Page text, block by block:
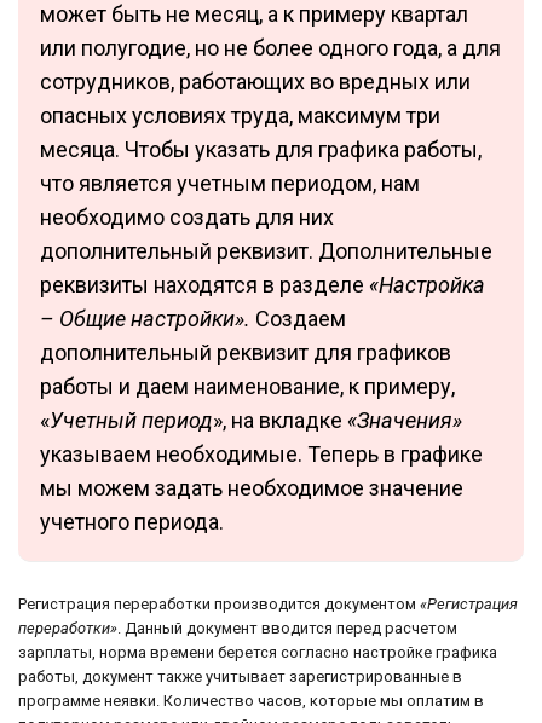
может быть не месяц, а к примеру квартал
или полугодие, но не более одного года, а для
сотрудников, работающих во вредных или
опасных условиях труда, максимум три
месяца. Чтобы указать для графика работы,
что является учетным периодом, нам
необходимо создать для них
дополнительный реквизит. Дополнительные
реквизиты находятся в разделе «Настройка
– Общие настройки». Создаем
дополнительный реквизит для графиков
работы и даем наименование, к примеру,
«Учетный период», на вкладке «Значения»
указываем необходимые. Теперь в графике
мы можем задать необходимое значение
учетного периода.
Регистрация переработки производится документом «Регистрация
переработки». Данный документ вводится перед расчетом
зарплаты, норма времени берется согласно настройке графика
работы, документ также учитывает зарегистрированные в
программе неявки. Количество часов, которые мы оплатим в